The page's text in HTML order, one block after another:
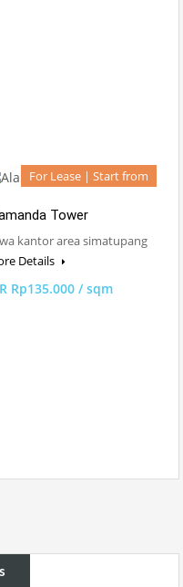
For Lease | Start from
Tower
kantor area simatupang
Details
Rp135.000 / sqm